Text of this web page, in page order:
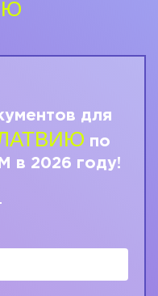
для
по
2026 году!